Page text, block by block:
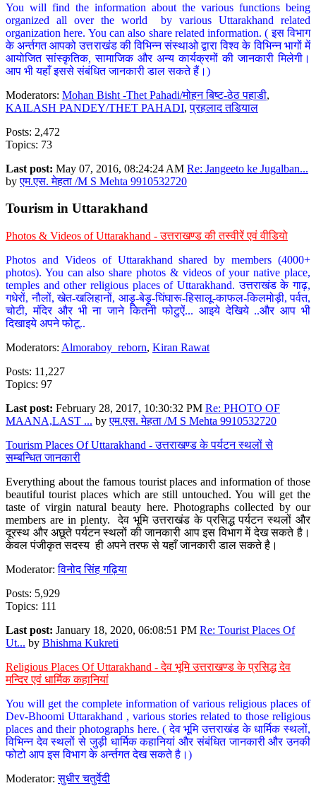
You will find the information about the various functions being
organized all over the world by various Uttarakhand related
organization here. You can also share related information. ( इस विभाग
के अर्न्तगत आपको उत्तराखंड की विभिन्न संस्थाओ द्वारा विश्व के विभिन्न भागों में
आयोजित सांस्कृतिक, सामाजिक और अन्य कार्यक्रमों की जानकारी मिलेगी।
आप भी यहाँ इससे संबंधित जानकारी डाल सकते हैं।)
Moderators: Mohan Bisht -Thet Pahadi/मोहन बिष्ट-ठेठ पहाडी,
KAILASH PANDEY/THET PAHADI,प्रहलाद तडियाल
Posts: 2,472
Topics: 73
Last post: May 07, 2016, 08:24:24 AM Re: Jangeeto ke Jugalban...
byएम.एस. मेहता /M S Mehta 9910532720
Tourism in Uttarakhand
Photos & Videos of Uttarakhand - उत्तराखण्ड की तस्वीरें एवं वीडियो
Photos and Videos of Uttarakhand shared by members (4000+
photos). You can also share photos & videos of your native place,
temples and other religious places of Uttarakhand. उत्तराखंड के गाढ़,
गधेरों, नौलों, खेत-खलिहानों, आड़ू-बेड़ू-घिंघारू-हिसालू-काफल-किलमोड़ी, पर्वत,
चोटी, मंदिर और भी ना जाने कितनी फोटुऐं... आइये देखिये ..और आप भी
दिखाइये अपने फोटू..
Moderators: Almoraboy_reborn, Kiran Rawat
Posts: 11,227
Topics: 97
Last post: February 28, 2017, 10:30:32 PM Re: PHOTO OF
MAANA,LAST ... byएम.एस. मेहता /M S Mehta 9910532720
Tourism Places Of Uttarakhand - उत्तराखण्ड के पर्यटन स्थलों से
सम्बन्धित जानकारी
Everything about the famous tourist places and information of those
beautiful tourist places which are still untouched. You will get the
taste of virgin natural beauty here. Photographs collected by our
members are in plenty. देव भूमि उत्तराखंड के प्रसिद्ध पर्यटन स्थलों और
दूरस्थ और अछूते पर्यटन स्थलों की जानकारी आप इस विभाग में देख सकते है।
केवल पंजीकृत सदस्य ही अपने तरफ से यहाँ जानकारी डाल सकते है।
Moderator:विनोद सिंह गढ़िया
Posts: 5,929
Topics: 111
Last post: January 18, 2020, 06:08:51 PM Re: Tourist Places Of
Ut... by Bhishma Kukreti
Religious Places Of Uttarakhand - देव भूमि उत्तराखण्ड के प्रसिद्ध देव
मन्दिर एवं धार्मिक कहानियां
You will get the complete information of various religious places of
Dev-Bhoomi Uttarakhand , various stories related to those religious
places and their photographs here. ( देव भूमि उत्तराखंड के धार्मिक स्थलों,
विभिन्न देव स्थलों से जुड़ी धार्मिक कहानियां और संबंधित जानकारी और उनकी
फोटो आप इस विभाग के अर्न्तगत देख सकते है।)
Moderator:सुधीर चतुर्वेदी